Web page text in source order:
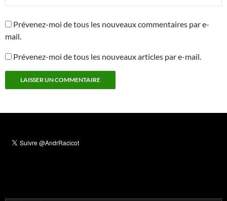
Prévenez-moi de tous les nouveaux commentaires par e-
mail.
Prévenez-moi de tous les nouveaux articles par e-mail.